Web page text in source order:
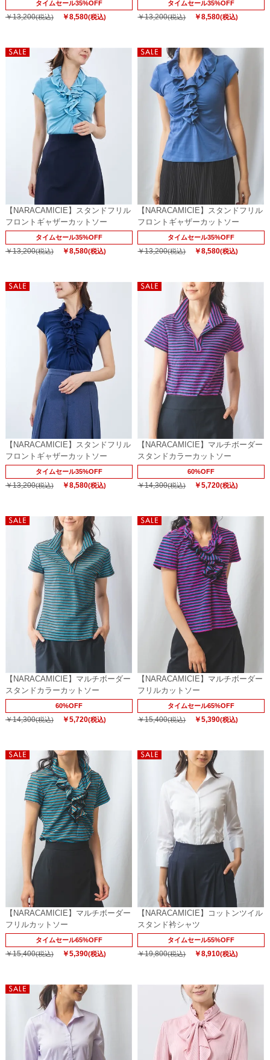
タイムセール35%OFF
￥13,200(税込) ￥8,580(税込)
タイムセール35%OFF
￥13,200(税込) ￥8,580(税込)
【NARACAMICIE】スタンドフリル
フロントギャザーカットソー
タイムセール35%OFF
￥13,200(税込) ￥8,580(税込)
【NARACAMICIE】スタンドフリル
フロントギャザーカットソー
タイムセール35%OFF
￥13,200(税込) ￥8,580(税込)
【NARACAMICIE】スタンドフリル
フロントギャザーカットソー
タイムセール35%OFF
￥13,200(税込) ￥8,580(税込)
【NARACAMICIE】マルチボーダー
スタンドカラーカットソー
60%OFF
￥14,300(税込) ￥5,720(税込)
【NARACAMICIE】マルチボーダー
スタンドカラーカットソー
60%OFF
￥14,300(税込) ￥5,720(税込)
【NARACAMICIE】マルチボーダー
フリルカットソー
タイムセール65%OFF
￥15,400(税込) ￥5,390(税込)
【NARACAMICIE】マルチボーダー
フリルカットソー
タイムセール65%OFF
￥15,400(税込) ￥5,390(税込)
【NARACAMICIE】コットンツイル
スタンド衿シャツ
タイムセール55%OFF
￥19,800(税込) ￥8,910(税込)